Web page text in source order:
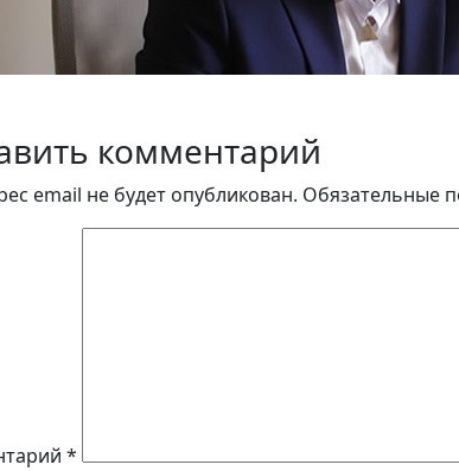
комментарий
email не будет опубликован. Обязательные
*